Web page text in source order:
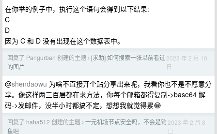
在你举的例子中，执行这个语句会得到以下结果:
C
D
因为 C 和 D 没有出现在这个数据表中。
回复了 Pangurban 创建的主题 › [求助] 如何搜索一张以前看过
的图片
2023 年 2 月 10
日
@shendaowu 为啥不直接开个贴分享出来呢，我看你也不是不愿意分
享。像这样两三百层都在求方法，你每个邮箱都得复制->base64 解
码->发邮件，没半小时都搞不定，想想我就觉得累😂
回复了 haha512 创建的主题 › 一元机场节点安全吗，不会是钓
鱼吧
2023 年 2 月 8
日